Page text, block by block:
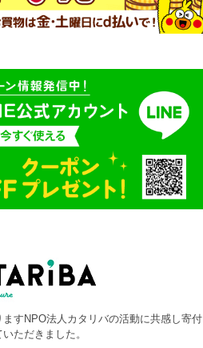
すNPO法人カタリバの活動に共感し寄付
ただきました。